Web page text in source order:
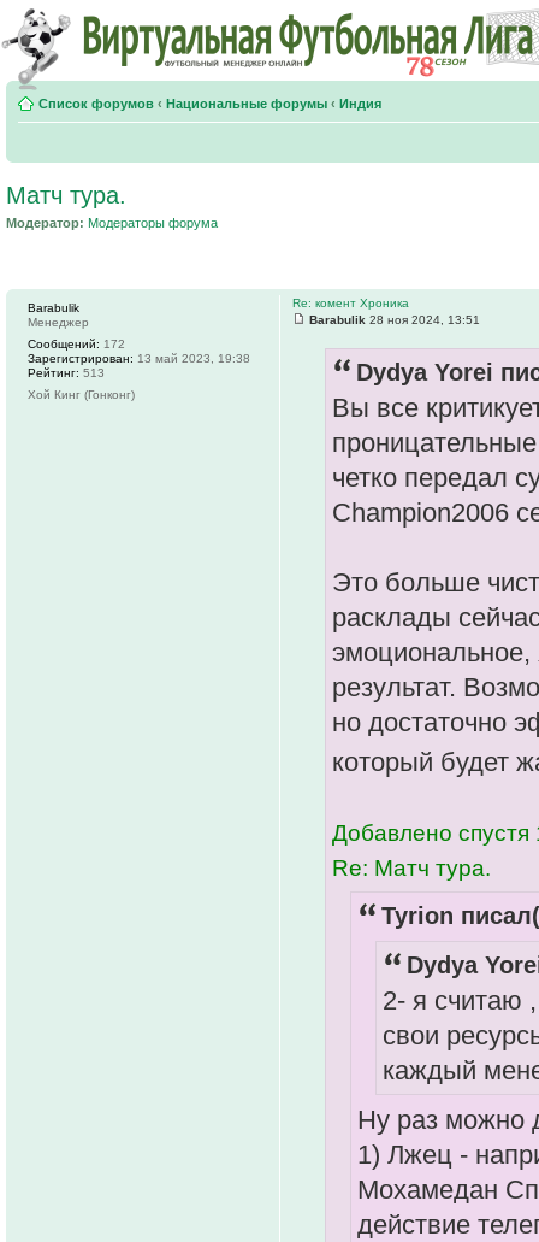
Список форумов ‹ Национальные форумы ‹ Индия
Матч тура.
Модератор: Модераторы форума
Re: комент Хроника
Barabulik 28 ноя 2024, 13:51
Dydya Yorei
Вы все
четко передал
Champion2006
Это больше
расклады
эмоциональное,
результат.
но достаточно
который будет
Добавлено спустя
Re: Матч тура.
Tyrion
Dydya
2- я считаю
свои
каждый
Ну раз можно
1) Лжец -
Мохамедан
действие
Barabulik
Менеджер
Сообщений: 172
Зарегистрирован: 13 май 2023, 19:38
Рейтинг: 513
Хой Кинг (Гонконг)